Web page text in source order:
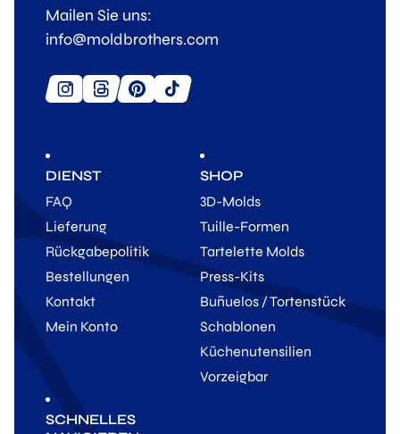
DIENST
FAQ
Lieferung
Rückgabepolitik
Bestellungen
Kontakt
Mein Konto
SHOP
3D-Molds
Tuille-Formen
Tartelette Molds
Press-Kits
Buñuelos / Tortenstück
Schablonen
Küchenutensilien
Vorzeigbar
SCHNELLES
Mailen Sie uns:
info@moldbrothers.com